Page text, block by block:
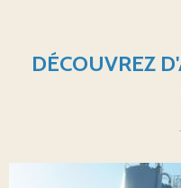
DÉCOUVREZ